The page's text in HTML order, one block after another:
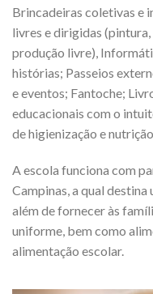
Brincadeiras coletivas e
livres e dirigidas
produção livre),
histórias; Passeios
e eventos; Fantoche;
educacionais com o
de higienização e
A escola funciona com
Campinas, a qual
além de fornecer às
uniforme, bem como
alimentação escolar.